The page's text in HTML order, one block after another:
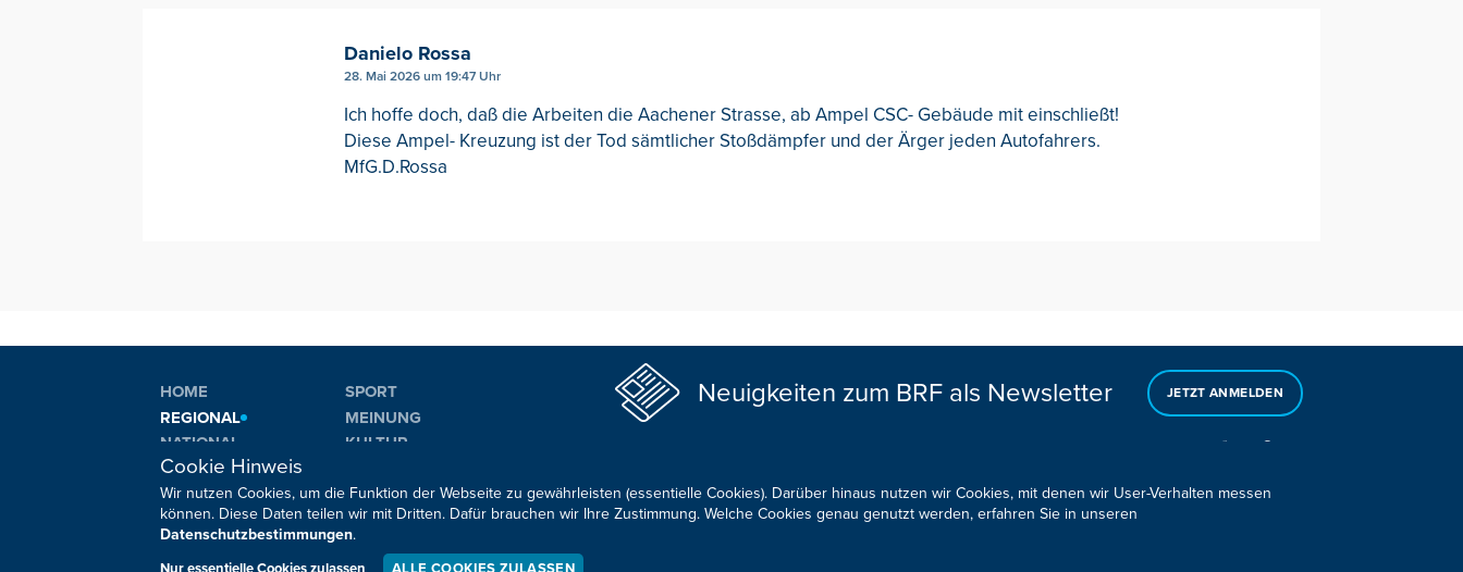
Danielo Rossa
28. Mai 2026 um 19:47 Uhr
Ich hoffe doch, daß die Arbeiten die Aachener Strasse, ab Ampel CSC- Gebäude mit einschließt!
Diese Ampel- Kreuzung ist der Tod sämtlicher Stoßdämpfer und der Ärger jeden Autofahrers.
MfG.D.Rossa
HOME
REGIONAL
NATIONAL
INTERNATIONAL
SPORT
MEINUNG
KULTUR
Neuigkeiten zum BRF als Newsletter JETZT ANMELDEN
Sie haben noch Fragen oder Anmerkungen?
Cookie Hinweis
Wir nutzen Cookies, um die Funktion der Webseite zu gewährleisten (essentielle Cookies). Darüber hinaus nutzen wir Cookies, mit denen wir User-Verhalten messen
können. Diese Daten teilen wir mit Dritten. Dafür brauchen wir Ihre Zustimmung. Welche Cookies genau genutzt werden, erfahren Sie in unseren
Datenschutzbestimmungen.